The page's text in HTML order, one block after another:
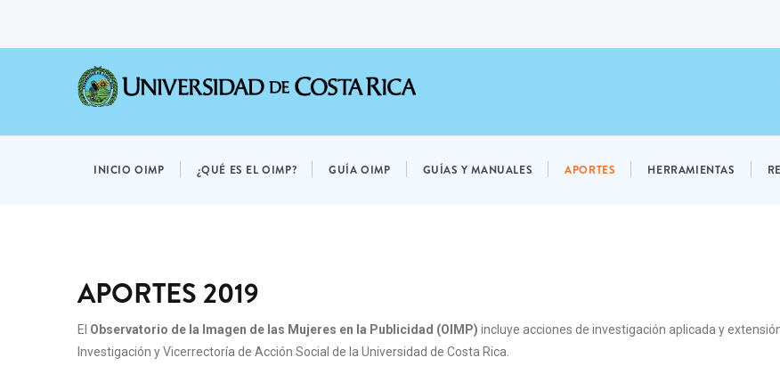
MENÚ
INICIO OIMP ¿QUÉ ES EL OIMP? GUÍA OIMP GUÍAS Y MANUALES APORTES HERRAMIENTAS
APORTES 2019
El Observatorio de la Imagen de las Mujeres en la Publicidad (OIMP) incluye acciones de investigación aplicada y
Investigación y Vicerrectoría de Acción Social de la Universidad de Costa Rica.